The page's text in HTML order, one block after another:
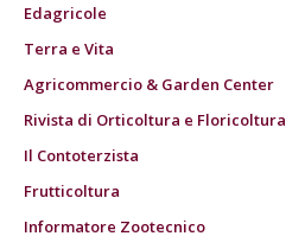
Edagricole
Terra e Vita
Agricommercio & Garden Center
Rivista di Orticoltura e Floricoltura
Il Contoterzista
Frutticoltura
Informatore Zootecnico